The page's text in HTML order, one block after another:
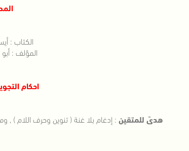
الكتاب :
المؤلف : أبو
احكام
هدىً للمتقين : إدغام بلا غنة ( تنوين وحرف اللام ) , ومد عارض للسكون 2 أو 4